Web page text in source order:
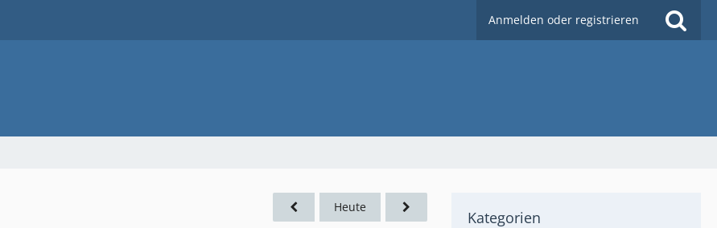
Anmelden oder registrieren
Heute
Kategorien